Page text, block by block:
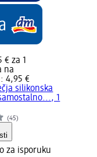
€ za 1
na
4,95 €
silikonska
1
(45)
za isporuku